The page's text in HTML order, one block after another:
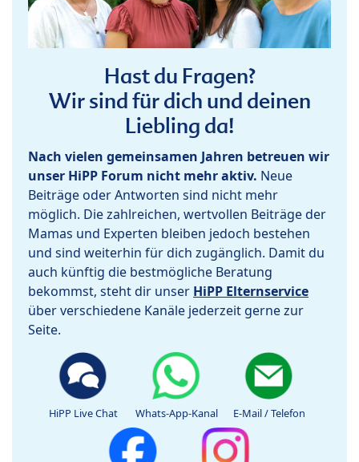
Hast du Fragen?
Wir sind für dich und deinen
Liebling da!
Nach vielen gemeinsamen Jahren betreuen wir
unser HiPP Forum nicht mehr aktiv. Neue
Beiträge oder Antworten sind nicht mehr
möglich. Die zahlreichen, wertvollen Beiträge der
Mamas und Experten bleiben jedoch bestehen
und sind weiterhin für dich zugänglich. Damit du
auch künftig die bestmögliche Beratung
bekommst, steht dir unser HiPP Elternservice
über verschiedene Kanäle jederzeit gerne zur
Seite.
HiPP Live Chat Whats-App-Kanal E-Mail / Telefon